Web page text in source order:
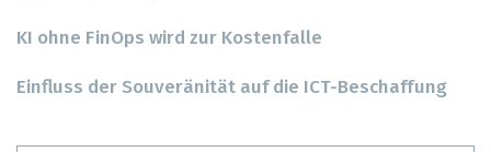
KI ohne FinOps wird zur Kostenfalle
Einfluss der Souveränität auf die ICT-Beschaffung